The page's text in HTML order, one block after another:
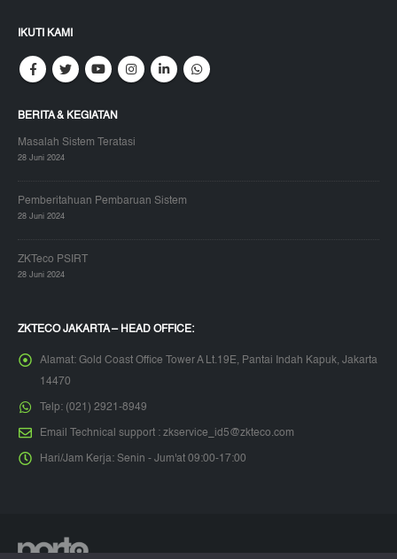
IKUTI KAMI
BERITA & KEGIATAN
Masalah Sistem Teratasi
28 Juni 2024
Pemberitahuan Pembaruan Sistem
28 Juni 2024
ZKTeco PSIRT
28 Juni 2024
ZKTECO JAKARTA – HEAD OFFICE:
Alamat: Gold Coast Office Tower A Lt.19E, Pantai Indah Kapuk, Jakarta
14470
Telp: (021) 2921-8949
Email Technical support : zkservice_id5@zkteco.com
Hari/Jam Kerja: Senin - Jum'at 09:00-17:00